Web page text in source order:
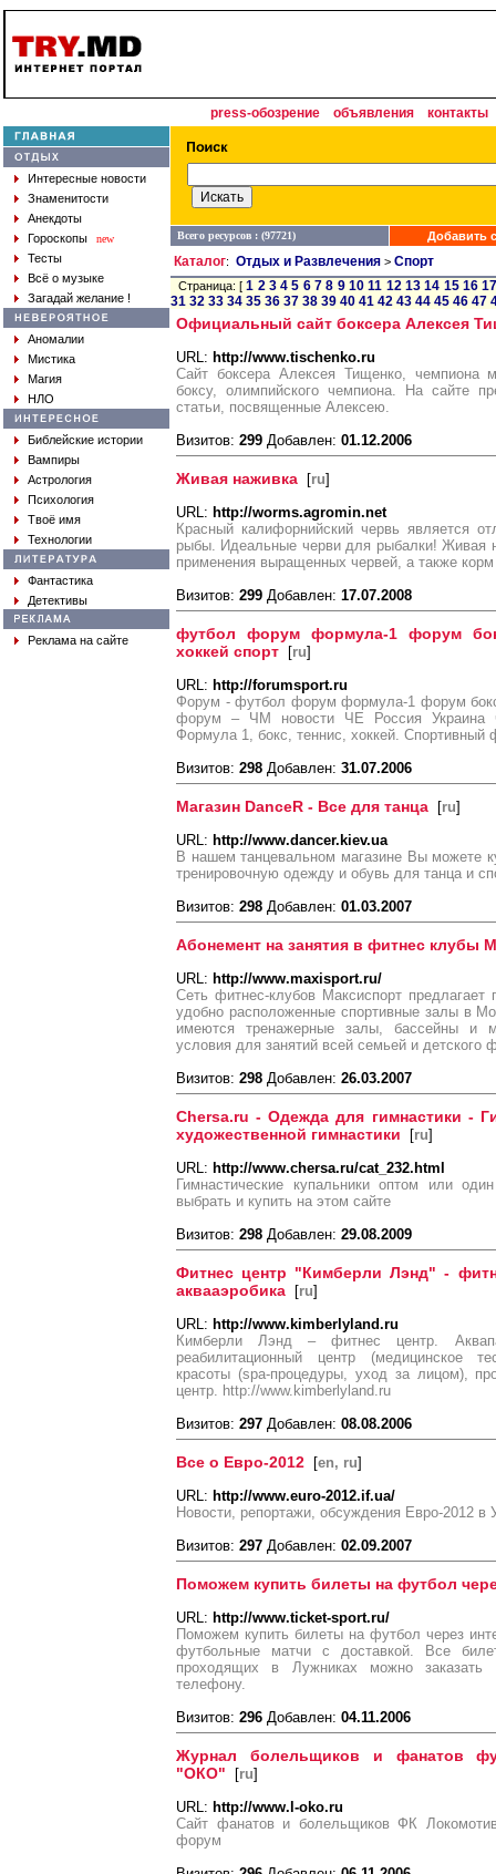
press-обозрение объявления контакты
Интересные новости
Знаменитости
Анекдоты
Гороскопы
new
Тесты
Всё о музыке
Загадай желание !
Аномалии
Мистика
Магия
НЛО
Библейские истории
Вампиры
Астрология
Психология
Твоё имя
Технологии
Фантастика
Детективы
Реклама на сайте
Всего ресурсов : (97721) Добавить
Каталог: Отдых и Развлечения > Спорт
Страница: [1 2 3 4 5 6 7 8 9 10 11 12 13 14 15 16
31 32 33 34 35 36 37 38 39 40 41 42 43 44 45 46 47
Официальный сайт боксера Алексея
URL: http://www.tischenko.ru
Сайт боксера Алексея Тищенко, чемпиона
боксу, олимпийского чемпиона. На сайте
статьи, посвященные Алексею.
Визитов: 299 Добавлен: 01.12.2006
Живая наживка [ru]
URL: http://worms.agromin.net
Красный калифорнийский червь является
рыбы. Идеальные черви для рыбалки! Живая
применения выращенных червей, а также
Визитов: 299 Добавлен: 17.07.2008
футбол форум формула-1 форум
хоккей спорт [ru]
URL: http://forumsport.ru
Форум - футбол форум формула-1 форум
форум – ЧМ новости ЧЕ Россия Украина
Формула 1, бокс, теннис, хоккей. Спортивный
Визитов: 298 Добавлен: 31.07.2006
Магазин DanceR - Все для танца [ru]
URL: http://www.dancer.kiev.ua
В нашем танцевальном магазине Вы можете
тренировочную одежду и обувь для танца и
Визитов: 298 Добавлен: 01.03.2007
Абонемент на занятия в фитнес клубы
URL: http://www.maxisport.ru/
Сеть фитнес-клубов Максиспорт предлагает
удобно расположенные спортивные залы в
имеются тренажерные залы, бассейны и
условия для занятий всей семьей и детского
Визитов: 298 Добавлен: 26.03.2007
Chersa.ru - Одежда для гимнастики -
художественной гимнастики [ru]
URL: http://www.chersa.ru/cat_232.html
Гимнастические купальники оптом или
выбрать и купить на этом сайте
Визитов: 298 Добавлен: 29.08.2009
Фитнес центр "Кимберли Лэнд" -
аквааэробика [ru]
URL: http://www.kimberlyland.ru
Кимберли Лэнд – фитнес центр.
реабилитационный центр (медицинское
красоты (spa-процедуры, уход за лицом),
центр. http://www.kimberlyland.ru
Визитов: 297 Добавлен: 08.08.2006
Все о Евро-2012 [en, ru]
URL: http://www.euro-2012.if.ua/
Новости, репортажи, обсуждения Евро-2012 в
Визитов: 297 Добавлен: 02.09.2007
Поможем купить билеты на футбол
URL: http://www.ticket-sport.ru/
Поможем купить билеты на футбол через
футбольные матчи с доставкой. Все
проходящих в Лужниках можно
телефону.
Визитов: 296 Добавлен: 04.11.2006
Журнал болельщиков и фанатов
"ОКО" [ru]
URL: http://www.l-oko.ru
Сайт фанатов и болельщиков ФК
форум